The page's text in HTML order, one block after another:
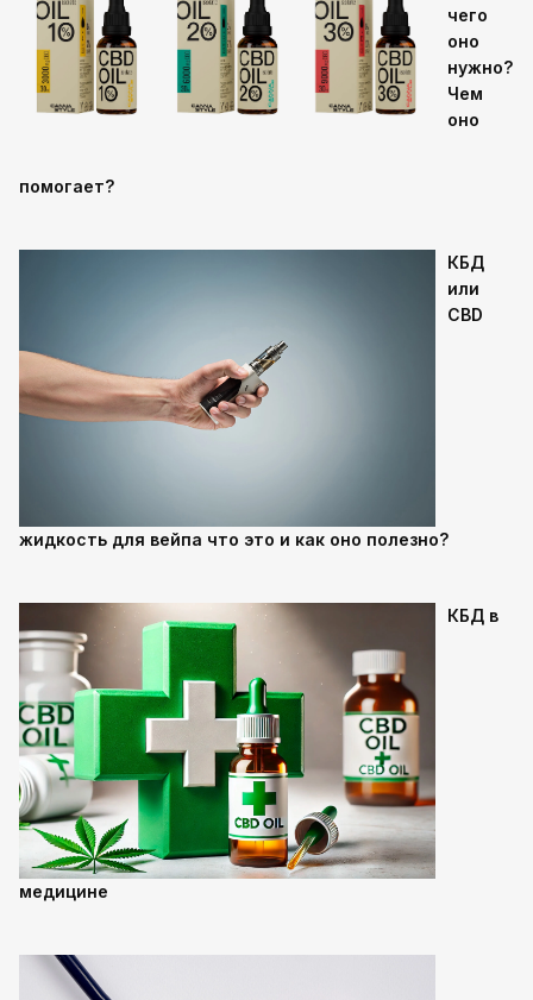
чего
оно
нужно?
Чем
оно
помогает?
КБД
или
CBD
жидкость для вейпа что это и как оно полезно?
КБД в
медицине